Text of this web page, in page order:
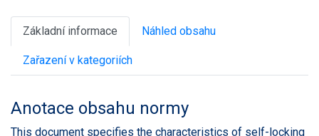
Základní informace Náhled obsahu
Zařazení v kategoriích
Anotace obsahu normy
This document specifies the characteristics of self-locking